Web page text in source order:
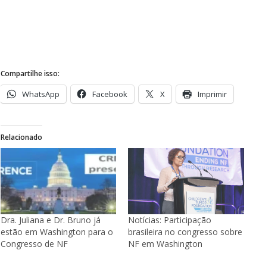
Compartilhe isso:
WhatsApp Facebook X Imprimir
Relacionado
Dra. Juliana e Dr. Bruno já
estão em Washington para o
Congresso de NF
Notícias: Participação
brasileira no congresso sobre
NF em Washington